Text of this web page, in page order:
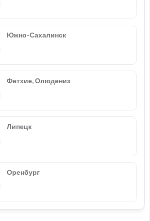
Южно-Сахалинск
Фетхие, Олюдениз
Липецк
Оренбург